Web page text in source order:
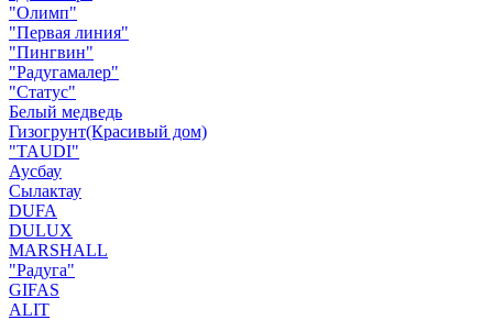
"Олимп"
"Первая линия"
"Пингвин"
"Радугамалер"
"Статус"
Белый медведь
Гизогрунт(Красивый дом)
"TAUDI"
Аусбау
Сылактау
DUFA
DULUX
MARSHALL
"Радуга"
GIFAS
ALIT